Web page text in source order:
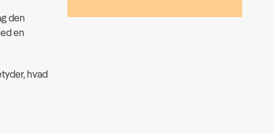
den
en
hvad